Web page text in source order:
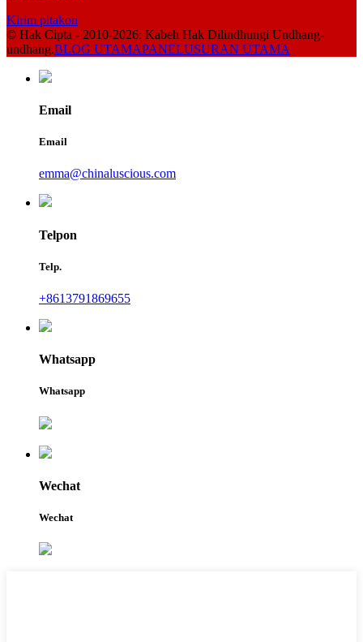
Kirim pitakon
© Hak Cipta - 2010-2026: Kabeh Hak Dilindhungi Undhang-
undhang.BLOG UTAMAPANELUSURAN UTAMA
Email
Email
emma@chinaluscious.com
Telpon
Telp.
+8613791869655
Whatsapp
Whatsapp
Wechat
Wechat